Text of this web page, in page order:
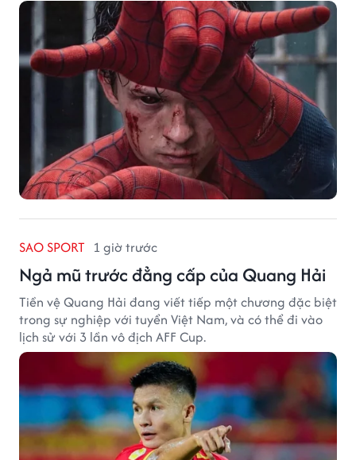
SAO SPORT 1 giờ trước
Ngả mũ trước đẳng cấp của Quang Hải
Tiền vệ Quang Hải đang viết tiếp một chương đặc biệt
trong sự nghiệp với tuyển Việt Nam, và có thể đi vào
lịch sử với 3 lần vô địch AFF Cup.